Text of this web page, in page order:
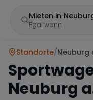
Mieten in
Egal wann
Standorte/Neuburg
Neuburg